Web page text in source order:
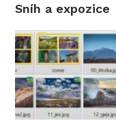
Sníh a expozice